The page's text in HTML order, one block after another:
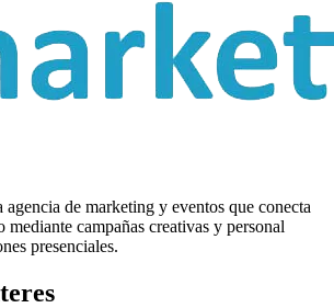
agencia de marketing y eventos que conecta
mediante campañas creativas y personal
presenciales.